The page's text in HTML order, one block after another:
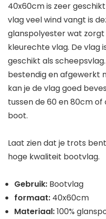
40x60cm is zeer
vlag veel wind vangt is
glanspolyester wat
kleurechte vlag. De vlag
geschikt als
bestendig en afgewerkt
kan je de vlag goed
tussen de 60 en 80cm
boot.
Laat zien dat je trots
hoge kwaliteit bootvlag.
Gebruik: Bootvlag
formaat: 40x60cm
Materiaal:100%